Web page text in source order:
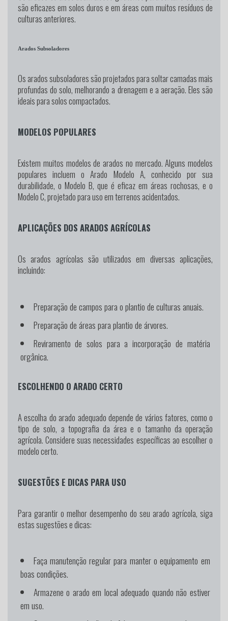
são eficazes em solos duros e em áreas com muitos resíduos de
culturas anteriores.
Arados Subsoladores
Os arados subsoladores são projetados para soltar camadas mais
profundas do solo, melhorando a drenagem e a aeração. Eles são
ideais para solos compactados.
MODELOS POPULARES
Existem muitos modelos de arados no mercado. Alguns modelos
populares incluem o Arado Modelo A, conhecido por sua
durabilidade, o Modelo B, que é eficaz em áreas rochosas, e o
Modelo C, projetado para uso em terrenos acidentados.
APLICAÇÕES DOS ARADOS AGRÍCOLAS
Os arados agrícolas são utilizados em diversas aplicações,
incluindo:
Preparação de campos para o plantio de culturas anuais.
Preparação de áreas para plantio de árvores.
Reviramento de solos para a incorporação de matéria
orgânica.
ESCOLHENDO O ARADO CERTO
A escolha do arado adequado depende de vários fatores, como o
tipo de solo, a topografia da área e o tamanho da operação
agrícola. Considere suas necessidades específicas ao escolher o
modelo certo.
SUGESTÕES E DICAS PARA USO
Para garantir o melhor desempenho do seu arado agrícola, siga
estas sugestões e dicas:
Faça manutenção regular para manter o equipamento em
boas condições.
Armazene o arado em local adequado quando não estiver
em uso.